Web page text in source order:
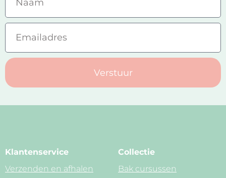
Verstuur
Klantenservice
Verzenden en afhalen
Collectie
Bak cursussen